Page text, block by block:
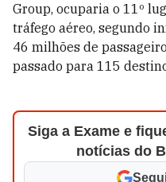
Group, ocuparia o 11º
tráfego aéreo, segundo
46 milhões de
passado para 115
Siga a Exame e
notícias do